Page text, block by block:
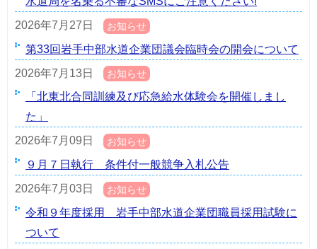
2026年7月27日
お知らせ
第33回岩手中部水道企業団議会臨時会の開会について
2026年7月13日
お知らせ
「北東北合同訓練及び応急給水体験会を開催しまし
た」
2026年7月09日
お知らせ
９月７日執行 条件付一般競争入札公告
2026年7月03日
お知らせ
令和９年度採用 岩手中部水道企業団職員採用試験に
ついて